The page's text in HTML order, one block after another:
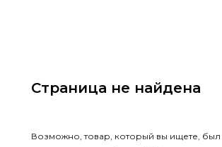
Страница не найдена
Возможно, товар, который вы ищете, был